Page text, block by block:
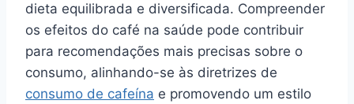
dieta equilibrada e diversificada. Compreender
os efeitos do café na saúde pode contribuir
para recomendações mais precisas sobre o
consumo, alinhando-se às diretrizes de
consumo de cafeína e promovendo um estilo